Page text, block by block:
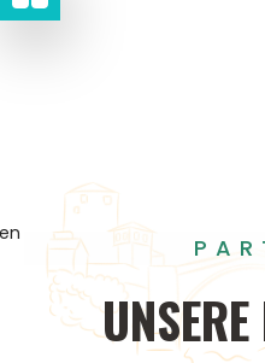
UNSERE